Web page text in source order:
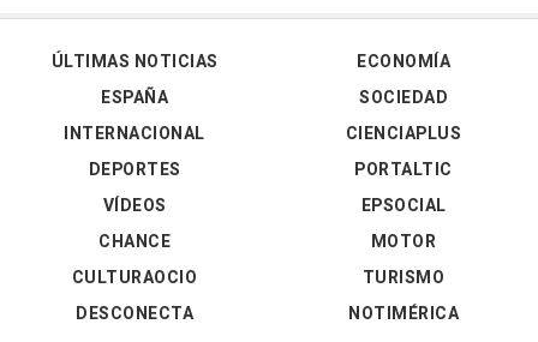
ÚLTIMAS NOTICIAS
ESPAÑA
INTERNACIONAL
DEPORTES
VÍDEOS
ECONOMÍA
SOCIEDAD
CIENCIAPLUS
PORTALTIC
EPSOCIAL
CHANCE
CULTURAOCIO
DESCONECTA
MOTOR
TURISMO
NOTIMÉRICA